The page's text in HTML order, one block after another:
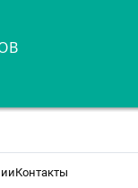
Контакты